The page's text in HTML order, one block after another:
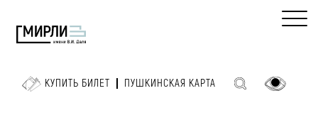
КУПИТЬ БИЛЕТ ПУШКИНСКАЯ КАРТА